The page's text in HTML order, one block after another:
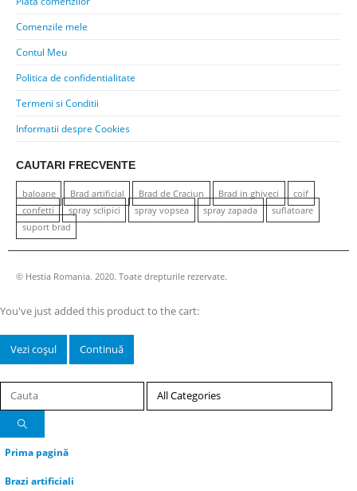
Comenzile mele
Contul Meu
Politica de confidentialitate
Termeni si Conditii
Informatii despre Cookies
CAUTARI FRECVENTE
baloane Brad artificial Brad de Craciun Brad in ghiveci
coif
confetti
spray sclipici spray vopsea spray zapada
suflatoare
suport brad
© Hestia Romania. 2020. Toate drepturile rezervate.
You've just added this product to the cart:
Vezi coșul Continuă
Prima pagină
Brazi artificiali